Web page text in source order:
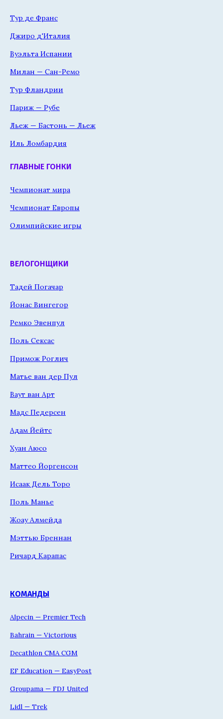
Тур де Франс
Джиро д'Италия
Вуэльта Испании
Милан — Сан-Ремо
Тур Фландрии
Париж — Рубе
Льеж — Бастонь — Льеж
Иль Ломбардия
ГЛАВНЫЕ ГОНКИ
Чемпионат мира
Чемпионат Европы
Олимпийские игры
ВЕЛОГОНЩИКИ
Тадей Погачар
Йонас Вингегор
Ремко Эвенпул
Поль Сексас
Примож Роглич
Матье ван дер Пул
Ваут ван Арт
Мадс Педерсен
Адам Йейтс
Хуан Аюсо
Маттео Йоргенсон
Исаак Дель Торо
Поль Манье
Жоау Алмейда
Мэттью Бреннан
Ричард Карапас
КОМАНДЫ
Alpecin — Premier Tech
Bahrain — Victorious
Decathlon CMA CGM
EF Education — EasyPost
Groupama — FDJ United
Lidl — Trek